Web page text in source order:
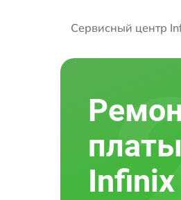
Сервисный центр
Infinix